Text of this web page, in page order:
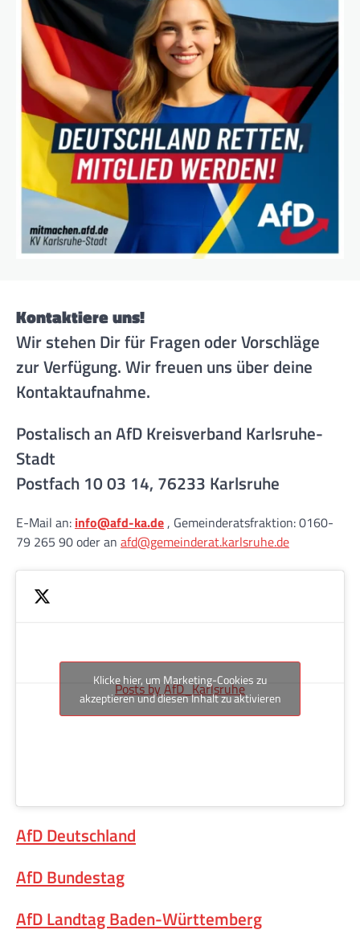
Kontaktiere uns!
Wir stehen Dir für Fragen oder Vorschläge
zur Verfügung. Wir freuen uns über deine
Kontaktaufnahme.
Postalisch an AfD Kreisverband Karlsruhe-
Stadt
Postfach 10 03 14, 76233 Karlsruhe
E-Mail an: info@afd-ka.de , Gemeinderatsfraktion: 0160-
79 265 90 oder an afd@gemeinderat.karlsruhe.de
Posts by AfD_Karlsruhe
Klicke hier, um Marketing-Cookies zu
akzeptieren und diesen Inhalt zu aktivieren
AfD Deutschland
AfD Bundestag
AfD Landtag Baden-Württemberg